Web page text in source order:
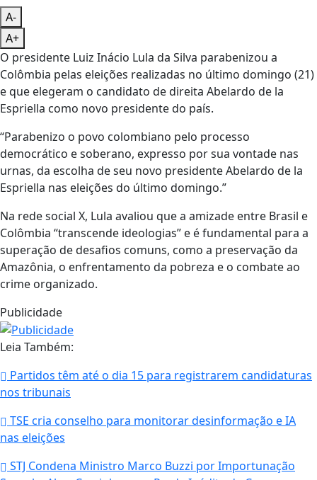
A-
A+
O presidente Luiz Inácio Lula da Silva parabenizou a
Colômbia pelas eleições realizadas no último domingo (21)
e que elegeram o candidato de direita Abelardo de la
Espriella como novo presidente do país.
“Parabenizo o povo colombiano pelo processo
democrático e soberano, expresso por sua vontade nas
urnas, da escolha de seu novo presidente Abelardo de la
Espriella nas eleições do último domingo.”
Na rede social X, Lula avaliou que a amizade entre Brasil e
Colômbia “transcende ideologias” e é fundamental para a
superação de desafios comuns, como a preservação da
Amazônia, o enfrentamento da pobreza e o combate ao
crime organizado.
Publicidade
Leia Também:
Partidos têm até o dia 15 para registrarem candidaturas
nos tribunais
TSE cria conselho para monitorar desinformação e IA
nas eleições
STJ Condena Ministro Marco Buzzi por Importunação